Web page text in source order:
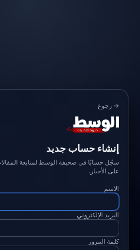
→ رجوع
إنشاء حساب جديد
سجّل حسابًا في صحيفة الوسط لمتابعة
على الأخبار.
الاسم
البريد الإلكتروني
كلمة المرور